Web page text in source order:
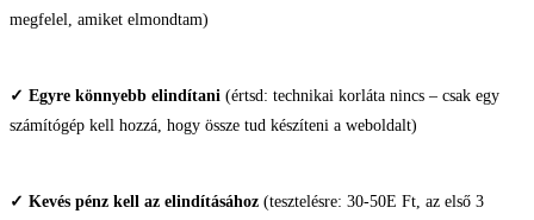
megfelel, amiket elmondtam)
✓ Egyre könnyebb elindítani (értsd: technikai korláta nincs – csak egy
számítógép kell hozzá, hogy össze tud készíteni a weboldalt)
✓ Kevés pénz kell az elindításához (tesztelésre: 30-50E Ft, az első 3